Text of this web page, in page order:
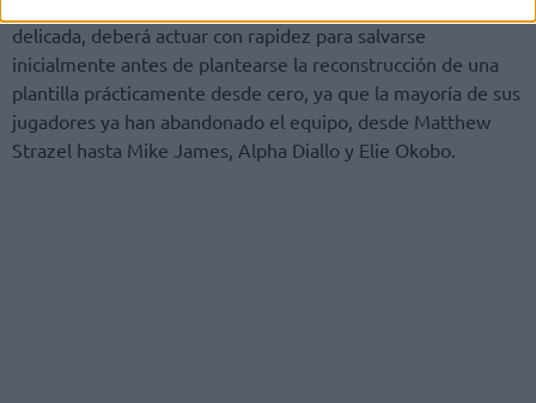
delicada, deberá actuar con rapidez para salvarse
inicialmente antes de plantearse la reconstrucción de una
plantilla prácticamente desde cero, ya que la mayoría de sus
jugadores ya han abandonado el equipo, desde Matthew
Strazel hasta Mike James, Alpha Diallo y Elie Okobo.